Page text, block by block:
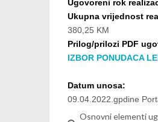
Ugovoreni rok
Ukupna vrijednost
380,25 KM
Prilog/prilozi PDF
IZBOR PONUDACA
Datum unosa:
09.04.2022.gpdine
Osnovni elementi